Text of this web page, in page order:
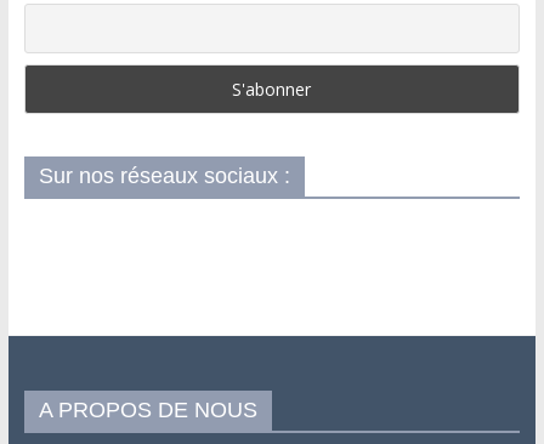
Sur nos réseaux sociaux :
A PROPOS DE NOUS